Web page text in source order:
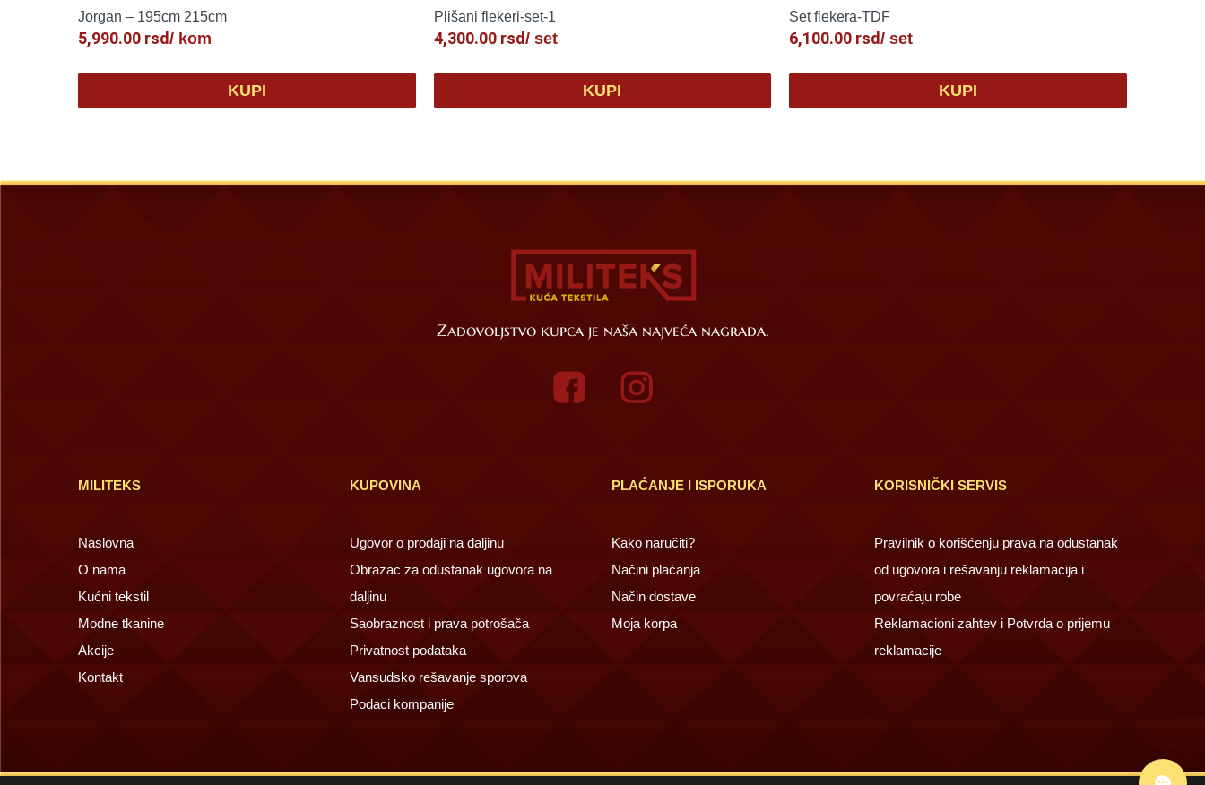
Jorgan – 195cm 215cm
5,990.00 rsd / kom
KUPI
Plišani flekeri-set-1
4,300.00rsd / set
KUPI
Set flekera-TDF
6,100.00 rsd/ set
KUPI
Zadovoljstvo kupca je naša najveća nagrada.
MILITEKS
Naslovna
O nama
Kućni tekstil
Modne tkanine
Akcije
Kontakt
KUPOVINA
Ugovor o prodaji na daljinu
Obrazac za odustanak ugovora na
daljinu
Saobraznost i prava potrošača
Privatnost podataka
Vansudsko rešavanje sporova
Podaci kompanije
PLAĆANJE I ISPORUKA
Kako naručiti?
Načini plaćanja
Način dostave
Moja korpa
KORISNIČKI SERVIS
Pravilnik o korišćenju prava na odustanak
od ugovora i rešavanju reklamacija i
povraćaju robe
Reklamacioni zahtev i Potvrda o prijemu
reklamacije